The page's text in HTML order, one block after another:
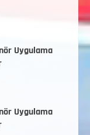
Uygulama
Uygulama